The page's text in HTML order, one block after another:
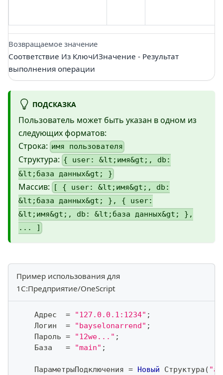
Возвращаемое значение
Соответствие Из КлючИЗначение - Результат
выполнения операции
ПОДСКАЗКА
Пользователь может быть указан в одном из
следующих форматов:
Строка: имя пользователя
Структура: { user: &lt;имя&gt;, db:
&lt;база данных&gt; }
Массив:
[ { user: &lt;имя&gt;, db:
&lt;база данных&gt; }, { user:
&lt;имя&gt;, db: &lt;база данных&gt; },
... ]
Пример использования для
1С:Предприятие/OneScript
    Адрес
= "127.0.0.1:1234" ;
    Логин
= "bayselonarrend" ;
    Пароль
= "12we..." ;
    База
= "main" ;
    ПараметрыПодключения
= Новый Структура (